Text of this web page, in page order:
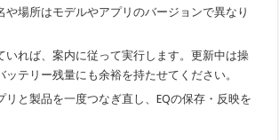
や場所はモデルやアプリのバージョンで異なり
いれば、案内に従って実行します。更新中は操
ッテリー残量にも余裕を持たせてください。
リと製品を一度つなぎ直し、EQの保存・反映を